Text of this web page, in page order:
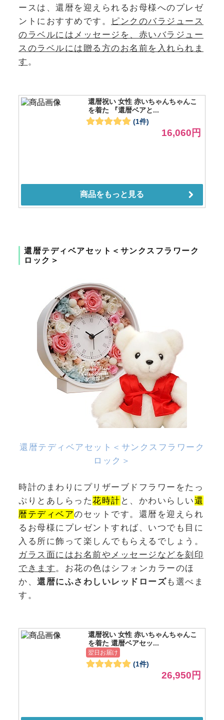
ースは、還暦を迎えられるお母様へのプレゼ
ントにおすすめです。
ピンクのバラジュース
のラベルにはメッセージを、赤いバラジュー
スのラベルには贈る方のお名前を入れられま
す 。
還暦テディベアセット＜サンクスフラワーク
ロック＞
還暦テディベアセット＜サンクスフラワーク
ロック＞
時計のまわりにプリザーブドフラワーをたっ
ぷりとあしらった花時計 と、かわいらしい還
暦テディベアのセットです。還暦を迎えられ
るお母様にプレゼントすれば、いつでも目に
入る所に飾って楽しんでもらえるでしょう。
ガラス面にはお名前やメッセージなどを刻印
できます 。お花の色はシフォンカラーのほ
か、 還暦にふさわしいレッドローズも選べま
す。